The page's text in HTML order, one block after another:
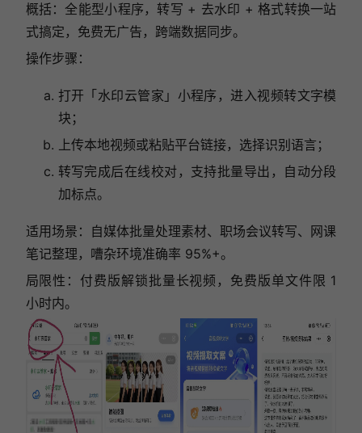
概括：全能型小程序，转写 + 去水印 + 格式转换一站
式搞定，免费无广告，跨端数据同步。
操作步骤：
打开「水印云管家」小程序，进入视频转文字模
块；
上传本地视频或粘贴平台链接，选择识别语言；
转写完成后在线校对，支持批量导出，自动分段
加标点。
适用场景：自媒体批量处理素材、职场会议转写、网课
笔记整理，嘈杂环境准确率 95%+。
局限性：付费版解锁批量长视频，免费版单文件限 1
小时内。